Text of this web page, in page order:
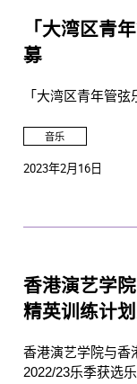
「大湾区青
募
「大湾区青年管
音乐
2023年2月16日
香港演艺学
精英训练计
香港演艺学院与香
2022/23乐季获选